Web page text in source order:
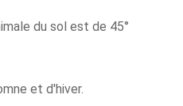
du sol est de 45°
et d'hiver.